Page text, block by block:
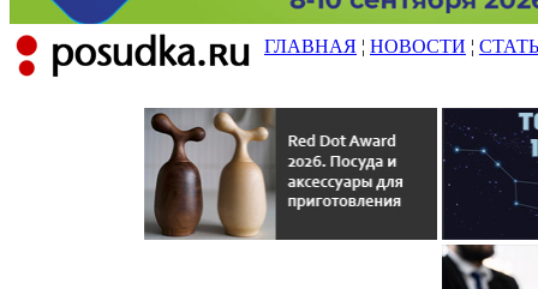
ГЛАВНАЯ ¦ НОВОСТИ ¦